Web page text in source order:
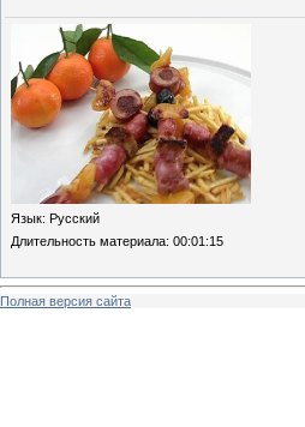
Язык: Русский
Длительность материала: 00:01:15
Полная версия сайта